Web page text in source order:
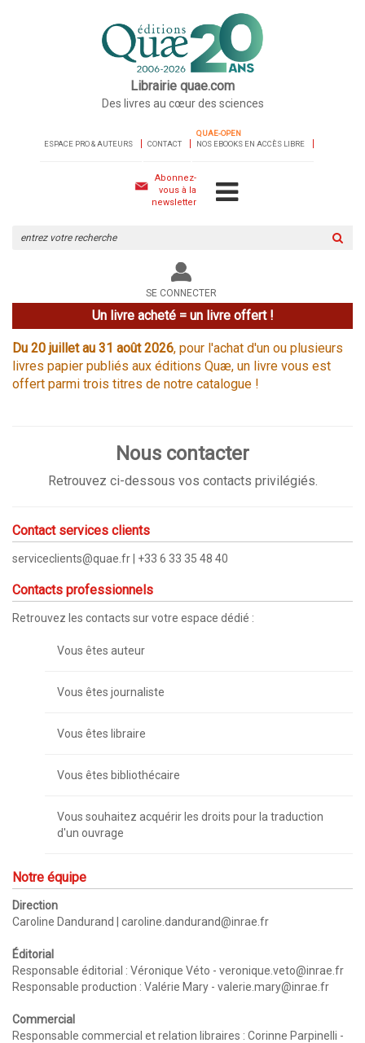
Librairie quae.com
Des livres au cœur des sciences
ESPACE PRO & AUTEURS CONTACT
QUAE-OPEN
NOS EBOOKS EN ACCÈS LIBRE
Abonnez-
vous à la
newsletter
le
site
SE CONNECTER
Un livre acheté = un livre offert !
Du 20 juillet au 31 août 2026, pour l'achat d'un ou plusieurs
livres papier publiés aux éditions Quæ, un livre vous est
offert parmi trois titres de notre catalogue !
Nous contacter
Retrouvez ci-dessous vos contacts privilégiés.
Contact services clients
serviceclients@quae.fr | +33 6 33 35 48 40
Contacts professionnels
Retrouvez les contacts sur votre espace dédié :
Vous êtes auteur
Vous êtes journaliste
Vous êtes libraire
Vous êtes bibliothécaire
Vous souhaitez acquérir les droits pour la traduction
d'un ouvrage
Notre équipe
Direction
Caroline Dandurand | caroline.dandurand@inrae.fr
Éditorial
Responsable éditorial : Véronique Véto - veronique.veto@inrae.fr
Responsable production : Valérie Mary - valerie.mary@inrae.fr
Commercial
Responsable commercial et relation libraires : Corinne Parpinelli -